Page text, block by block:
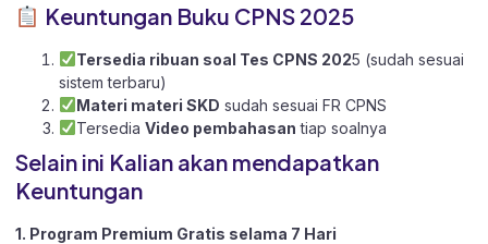
Keuntungan Buku CPNS 2025
Tersedia ribuan soal Tes CPNS 2025 (sudah sesuai
sistem terbaru)
Materi materi SKD sudah sesuai FR CPNS
Tersedia Video pembahasan tiap soalnya
Selain ini Kalian akan mendapatkan
Keuntungan
1. Program Premium Gratis selama 7 Hari